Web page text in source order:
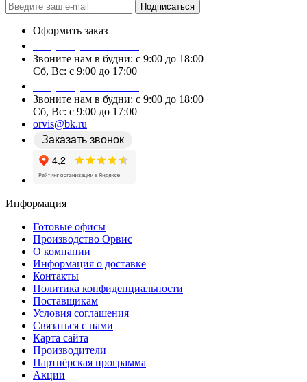
Подписаться
Оформить заказ
Звоните нам в будни: c 9:00 до 18:00
Сб, Вс: c 9:00 до 17:00
Звоните нам в будни: c 9:00 до 18:00
Сб, Вс: c 9:00 до 17:00
orvis@bk.ru
Заказать звонок
Информация
Готовые офисы
Производство Орвис
О компании
Информация о доставке
Контакты
Политика конфиденциальности
Поставщикам
Условия соглашения
Связаться с нами
Карта сайта
Производители
Партнёрская программа
Акции